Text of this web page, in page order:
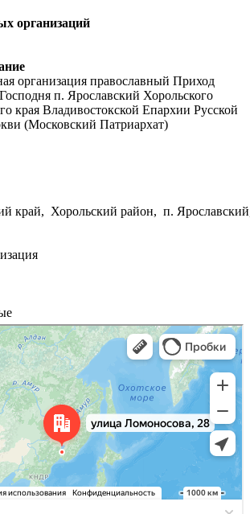
организаций
организация православный Приход
п. Ярославский Хорольского
края Владивостокской Епархии Русской
(Московский Патриархат)
край, Хорольский район, п.